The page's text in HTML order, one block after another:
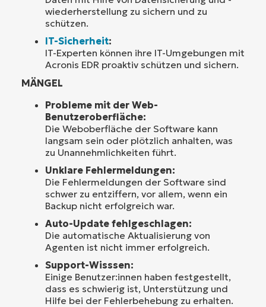
wiederherstellung zu sichern und zu
schützen.
IT-Sicherheit:
IT-Experten können ihre IT-Umgebungen mit
Acronis EDR proaktiv schützen und sichern.
MÄNGEL
Probleme mit der Web-
Benutzeroberfläche:
Die Weboberfläche der Software kann
langsam sein oder plötzlich anhalten, was
zu Unannehmlichkeiten führt.
Unklare Fehlermeldungen:
Die Fehlermeldungen der Software sind
schwer zu entziffern, vor allem, wenn ein
Backup nicht erfolgreich war.
Auto-Update fehlgeschlagen:
Die automatische Aktualisierung von
Agenten ist nicht immer erfolgreich.
Support-Wisssen:
Einige Benutzer:innen haben festgestellt,
dass es schwierig ist, Unterstützung und
Hilfe bei der Fehlerbehebung zu erhalten.